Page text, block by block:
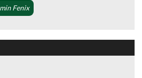
Fenix